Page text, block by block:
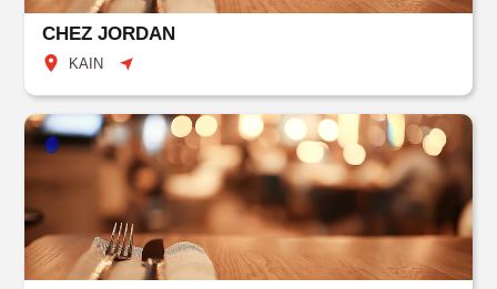
CHEZ JORDAN
KAIN